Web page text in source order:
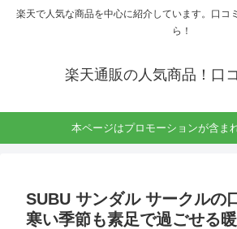
楽天で人気な商品を中心に紹介しています。口コ
ら！
楽天通販の人気商品！口
本ページはプロモーションが含ま
SUBU サンダル サークルの
寒い季節も素足で過ごせる